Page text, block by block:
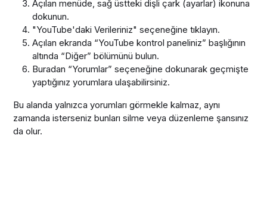
Açılan menüde, sağ üstteki dişli çark (ayarlar) ikonuna
dokunun.
"YouTube'daki Verileriniz" seçeneğine tıklayın.
Açılan ekranda “YouTube kontrol paneliniz” başlığının
altında “Diğer” bölümünü bulun.
Buradan “Yorumlar” seçeneğine dokunarak geçmişte
yaptığınız yorumlara ulaşabilirsiniz.
Bu alanda yalnızca yorumları görmekle kalmaz, aynı
zamanda isterseniz bunları silme veya düzenleme şansınız
da olur.